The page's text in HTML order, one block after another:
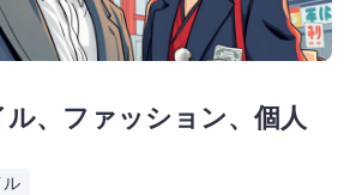
、ファッション、個人
ル